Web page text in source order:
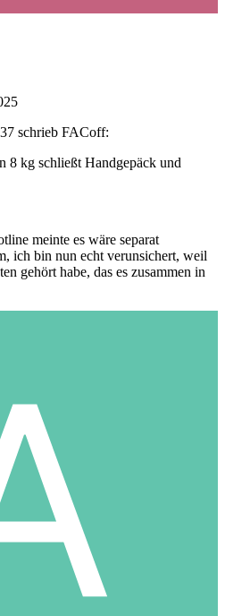
schrieb FACoff:
8 kg schließt Handgepäck und
meinte es wäre separat
ich bin nun echt verunsichert, weil
gehört habe, das es zusammen in